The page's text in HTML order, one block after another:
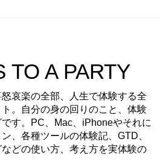
TO A PARTY
哀楽の全部、人生で体験する全
。自分の身の回りのこと、体験
す。PC、Mac、iPhoneやそれに
、各種ツールの体験記、GTD、
どの使い方、考え方を実体験の